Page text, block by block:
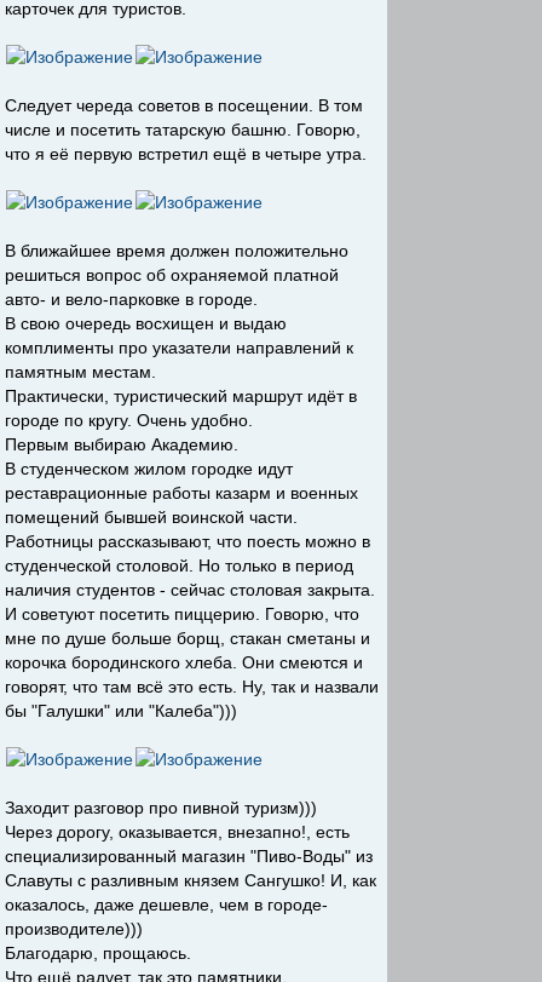
карточек для туристов.
Следует череда советов в посещении. В том
числе и посетить татарскую башню. Говорю,
что я её первую встретил ещё в четыре утра.
В ближайшее время должен положительно
решиться вопрос об охраняемой платной
авто- и вело-парковке в городе.
В свою очередь восхищен и выдаю
комплименты про указатели направлений к
памятным местам.
Практически, туристический маршрут идёт в
городе по кругу. Очень удобно.
Первым выбираю Академию.
В студенческом жилом городке идут
реставрационные работы казарм и военных
помещений бывшей воинской части.
Работницы рассказывают, что поесть можно в
студенческой столовой. Но только в период
наличия студентов - сейчас столовая закрыта.
И советуют посетить пиццерию. Говорю, что
мне по душе больше борщ, стакан сметаны и
корочка бородинского хлеба. Они смеются и
говорят, что там всё это есть. Ну, так и назвали
бы "Галушки" или "Калеба")))
Заходит разговор про пивной туризм)))
Через дорогу, оказывается, внезапно!, есть
специализированный магазин "Пиво-Воды" из
Славуты с разливным князем Сангушко! И, как
оказалось, даже дешевле, чем в городе-
производителе)))
Благодарю, прощаюсь.
Что ещё радует, так это памятники.